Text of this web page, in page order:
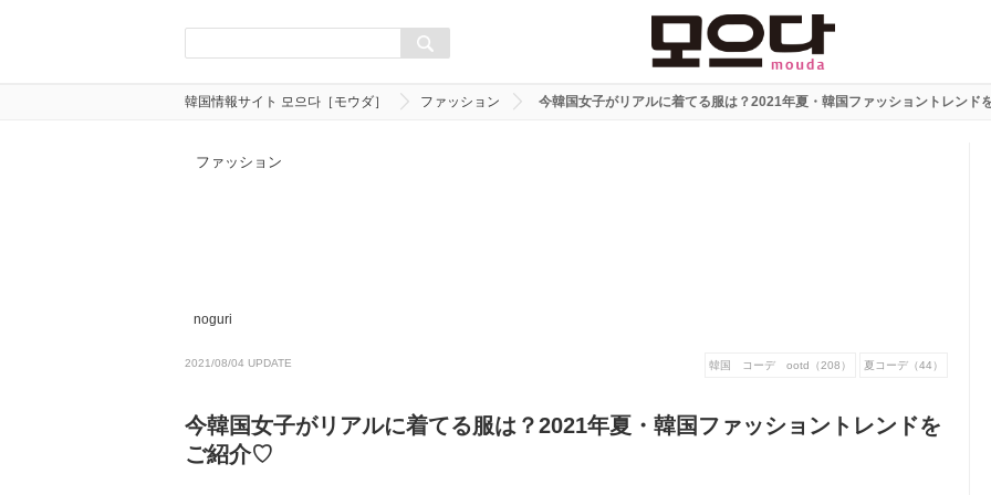
韓国情報サイト 모으다［モウダ］ ファッション 今韓国女子がリアルに着てる服は？2021年夏・韓国ファッショントレンド
ファッション
noguri
2021/08/04 UPDATE 韓国 コーデ ootd（208） 夏コーデ（44）
今韓国女子がリアルに着てる服は？2021年夏・韓国ファッショントレンドを
ご紹介♡